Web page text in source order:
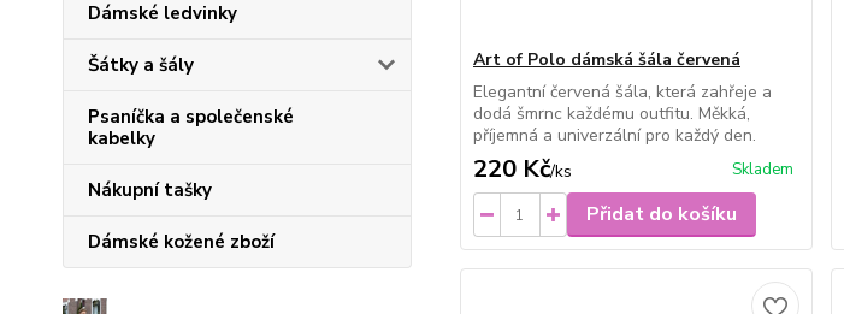
Dámské ledvinky
Šátky a šály
Psaníčka a společenské
kabelky
Nákupní tašky
Dámské kožené zboží
Art of Polo dámská šála červená
Elegantní červená šála, která zahřeje a
dodá šmrnc každému outfitu. Měkká,
příjemná a univerzální pro každý den.
220 Kč/ks Skladem
Přidat do košíku